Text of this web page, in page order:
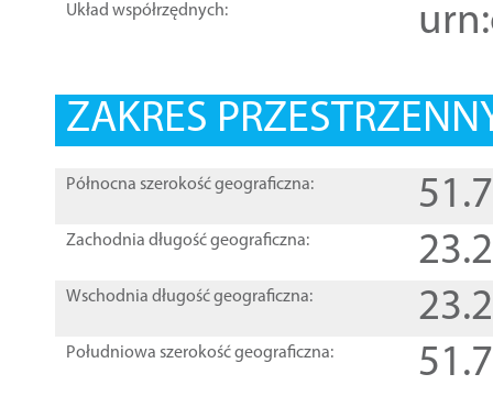
Układ współrzędnych:
ZAKRES
Północna szerokość geograficzna:
Zachodnia długość geograficzna:
Wschodnia długość geograficzna:
Południowa szerokość geograficzna: